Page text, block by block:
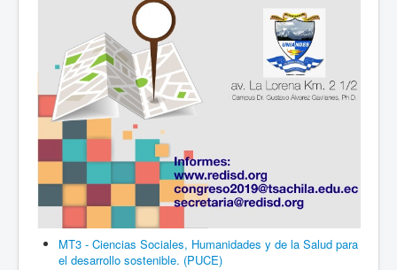
MT3 - Ciencias Sociales, Humanidades y de la Salud para
el desarrollo sostenible. (PUCE)